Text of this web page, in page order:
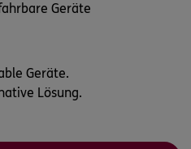
Geräte
Geräte.
Lösung.